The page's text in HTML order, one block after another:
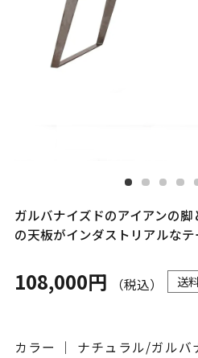
ガルバナイズドのアイアンの
の天板がインダストリアルなテ
108,000円 （税込） 送
カラー ｜ ナチュラル/ガルバ